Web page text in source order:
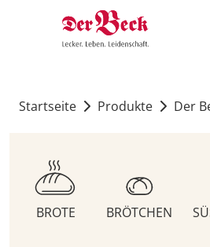
Startseite Produkte Der
BROTE BRÖTCHEN